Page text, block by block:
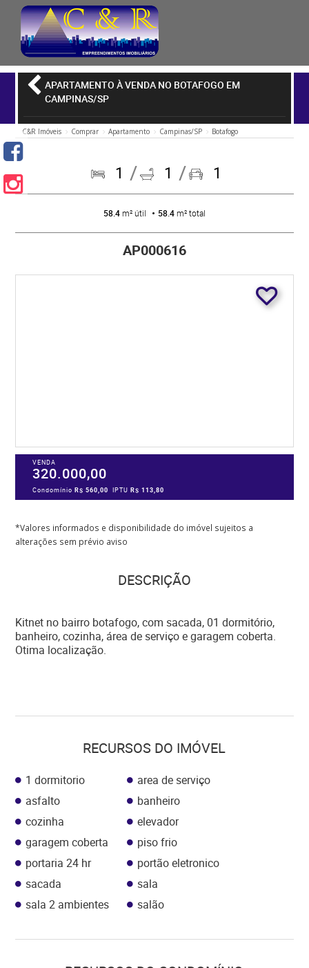
APARTAMENTO À VENDA NO BOTAFOGO EM
CAMPINAS/SP
C&R Imóveis Comprar Apartamento Campinas/SP Botafogo
1 1 1
58.4m² útil 58.4m² total
AP000616
VENDA
320.000,00
CondomínioR$ 560,00 IPTUR$ 113,80
*Valores informados e disponibilidade do imóvel sujeitos a
alterações sem prévio aviso
DESCRIÇÃO
Kitnet no bairro botafogo, com sacada, 01 dormitório,
banheiro, cozinha, área de serviço e garagem coberta.
Otima localização.
RECURSOS DO IMÓVEL
1 dormitorio
area de serviço
asfalto
banheiro
cozinha
elevador
garagem coberta
piso frio
portaria 24 hr
portão eletronico
sacada
sala
sala 2 ambientes
salão